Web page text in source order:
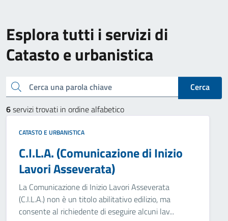
Esplora tutti i servizi di
Catasto e urbanistica
Cerca una parola chiave
Cerca
6servizi trovati in ordine alfabetico
CATASTO E URBANISTICA
C.I.L.A. (Comunicazione di Inizio
Lavori Asseverata)
La Comunicazione di Inizio Lavori Asseverata
(C.I.L.A.) non è un titolo abilitativo edilizio, ma
consente al richiedente di eseguire alcuni lav...